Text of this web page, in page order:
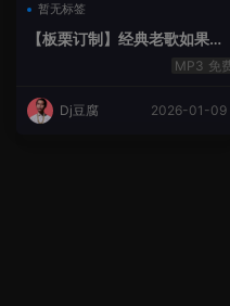
暂无标签
【板栗订制】经典老歌如果最
后不是你House Lak串烧弹免
Dj豆腐 2026-01-09